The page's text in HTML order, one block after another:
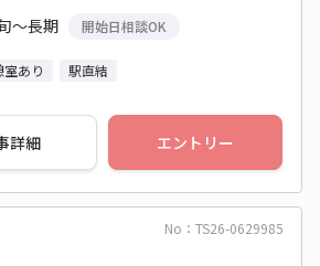
～長期
開始日相談OK
室あり 駅直結
詳細 エントリー
No：TS26-0629985